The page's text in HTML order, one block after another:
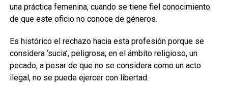
una práctica femenina, cuando se tiene fiel conocimiento
de que este oficio no conoce de géneros.
Es histórico el rechazo hacia esta profesión porque se
considera ‘sucia’, peligrosa; en el ámbito religioso, un
pecado, a pesar de que no se considera como un acto
ilegal, no se puede ejercer con libertad.